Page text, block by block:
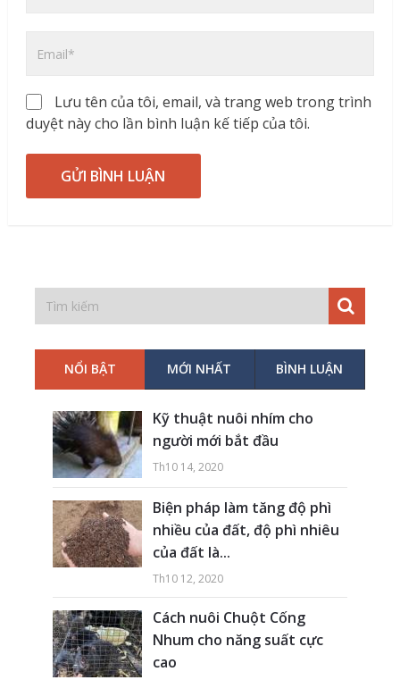
Lưu tên của tôi, email, và trang web trong trình
duyệt này cho lần bình luận kế tiếp của tôi.
NỔI BẬT MỚI NHẤT BÌNH LUẬN
Kỹ thuật nuôi nhím cho
người mới bắt đầu
Th10 14, 2020
Biện pháp làm tăng độ phì
nhiều của đất, độ phì nhiêu
của đất là...
Th10 12, 2020
Cách nuôi Chuột Cống
Nhum cho năng suất cực
cao